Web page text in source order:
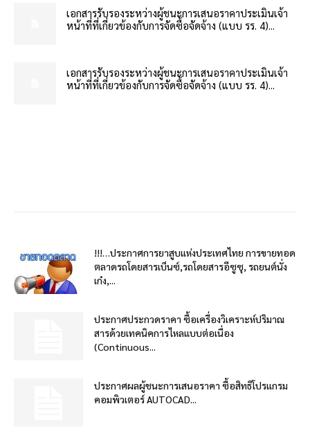
เอกสารรับรองระหว่างผู้ชนะการเสนอราคาประเมินเจ้า
หน้าที่ที่เกี่ยวข้องกับการจัดซื้อจัดจ้าง (แบบ รร. 4)...
เอกสารรับรองระหว่างผู้ชนะการเสนอราคาประเมินเจ้า
หน้าที่ที่เกี่ยวข้องกับการจัดซื้อจัดจ้าง (แบบ รร. 4)...
!!!…ประกาศการยาสูบแห่งประเทศไทย การขายทอด
ตลาดรถโดยสารเบ็นซ์,รถโดยสารอีซูซุ, รถยนต์นั่ง
เก๋ง,...
ประกาศประกวดราคา ซื้อเครื่องวิเคราะห์ปริมาณ
สารด้วยเทคนิคการไหลแบบต่อเนื่อง
(Continuous...
ประกาศผลผู้ชนะการเสนอราคา ซื้อสิทธิโปรแกรม
คอมพิวเตอร์ AUTOCAD...